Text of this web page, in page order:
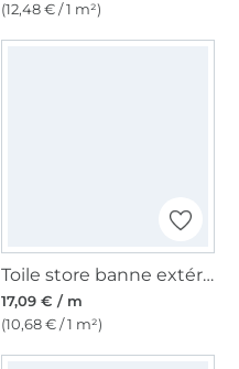
(12,48 € / 1 m²)
Toile store banne extérieur 160cm déperlant, à rayures, blanc-bleu marine
17,09 € / m
(10,68 € / 1 m²)